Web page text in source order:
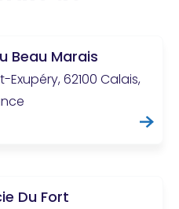
Beau Marais
Exupéry, 62100 Calais,
Du Fort